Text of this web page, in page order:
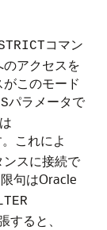
コマン
アクセスを
このモード
パラメータで
これによ
ンスに接続で
句はOracle
すると、